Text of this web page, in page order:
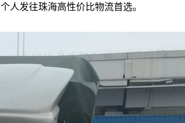
人发往珠海高性价比物流首选。